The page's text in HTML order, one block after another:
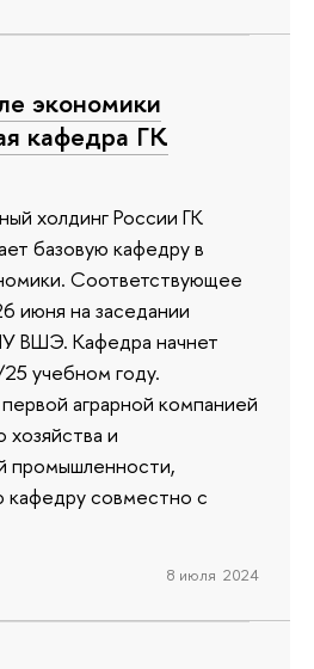
экономики
кафедра ГК
холдинг России ГК
базовую кафедру в
Соответствующее
июня на заседании
ВШЭ. Кафедра начнет
учебном году.
аграрной компанией
хозяйства и
промышленности,
кафедру совместно с
8 июля 2024